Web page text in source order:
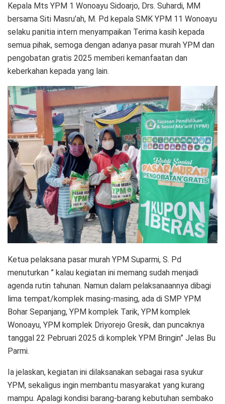
Kepala Mts YPM 1 Wonoayu Sidoarjo, Drs. Suhardi, MM
bersama Siti Masru’ah, M. Pd kepala SMK YPM 11 Wonoayu
selaku panitia intern menyampaikan Terima kasih kepada
semua pihak, semoga dengan adanya pasar murah YPM dan
pengobatan gratis 2025 memberi kemanfaatan dan
keberkahan kepada yang lain.
Ketua pelaksana pasar murah YPM Suparmi, S. Pd
menuturkan ” kalau kegiatan ini memang sudah menjadi
agenda rutin tahunan. Namun dalam pelaksanaannya dibagi
lima tempat/komplek masing-masing, ada di SMP YPM
Bohar Sepanjang, YPM komplek Tarik, YPM komplek
Wonoayu, YPM komplek Driyorejo Gresik, dan puncaknya
tanggal 22 Pebruari 2025 di komplek YPM Bringin” Jelas Bu
Parmi.
Ia jelaskan, kegiatan ini dilaksanakan sebagai rasa syukur
YPM, sekaligus ingin membantu masyarakat yang kurang
mampu. Apalagi kondisi barang-barang kebutuhan sembako